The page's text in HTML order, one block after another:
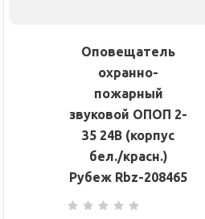
Оповещатель
охранно-
пожарный
звуковой ОПОП 2-
35 24В (корпус
бел./красн.)
Рубеж Rbz-208465